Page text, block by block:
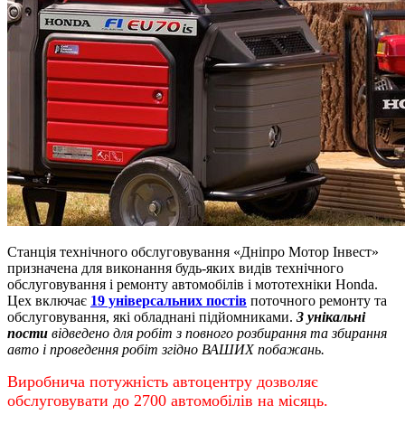
Станція технічного обслуговування «Дніпро Мотор Інвест»
призначена для виконання будь-яких видів технічного
обслуговування і ремонту автомобілів і мототехніки Honda.
Цех включає 19 універсальних постів поточного ремонту та
обслуговування, які обладнані підйомниками. 3 унікальні
пости відведено для робіт з повного розбирання та збирання
авто і проведення робіт згідно ВАШИХ побажань.
Виробнича потужність автоцентру дозволяє
обслуговувати до 2700 автомобілів на місяць.